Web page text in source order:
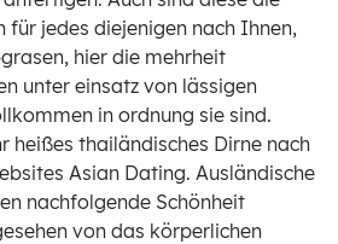
für jedes diejenigen nach Ihnen,
hier die mehrheit
unter einsatz von lässigen
in ordnung sie sind.
heißes thailändisches Dirne nach
Asian Dating. Ausländische
nachfolgende Schönheit
von das körperlichen